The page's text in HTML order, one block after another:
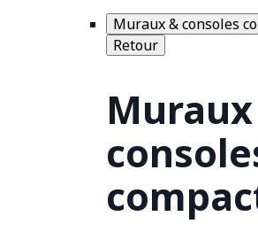
Muraux & consoles
Retour